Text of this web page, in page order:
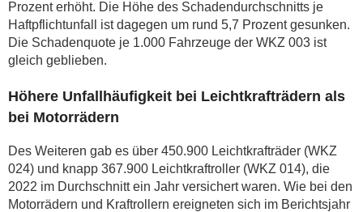
Prozent erhöht. Die Höhe des Schadendurchschnitts je
Haftpflichtunfall ist dagegen um rund 5,7 Prozent gesunken.
Die Schadenquote je 1.000 Fahrzeuge der WKZ 003 ist
gleich geblieben.
Höhere Unfallhäufigkeit bei Leichtkrafträdern als
bei Motorrädern
Des Weiteren gab es über 450.900 Leichtkrafträder (WKZ
024) und knapp 367.900 Leichtkraftroller (WKZ 014), die
2022 im Durchschnitt ein Jahr versichert waren. Wie bei den
Motorrädern und Kraftrollern ereigneten sich im Berichtsjahr